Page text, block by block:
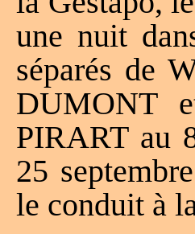
une nuit
séparés de
DUMONT
PIRART au
25
le conduit à